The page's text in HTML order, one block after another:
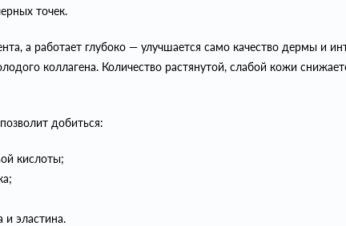
точек.
а работает глубоко — улучшается само качество дермы и
коллагена. Количество растянутой, слабой кожи
добиться:
кислоты;
и эластина.